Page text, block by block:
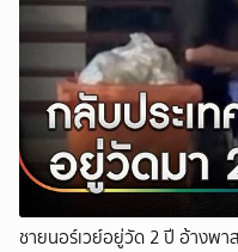
ชายนอร์เวย์อยู่วัด 2 ปี อ้างพ